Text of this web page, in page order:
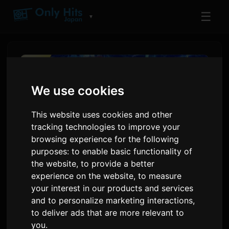
We use cookies
This website uses cookies and other
tracking technologies to improve your
browsing experience for the following
purposes:to enable basic functionality of
the website,to provide a better
experience on the website,to measure
your interest in our products and services
and to personalize marketing interactions,
to deliver ads that are more relevant to
you.
▼ ☰
Manga ta' Shangri-La
Frontier toffri 126 kapitlu
b'xejn għal 72 siegħa